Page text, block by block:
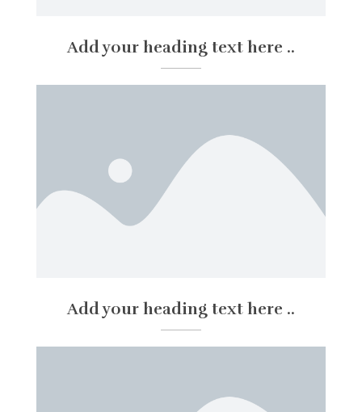
Add your heading text here ..
Add your heading text here ..